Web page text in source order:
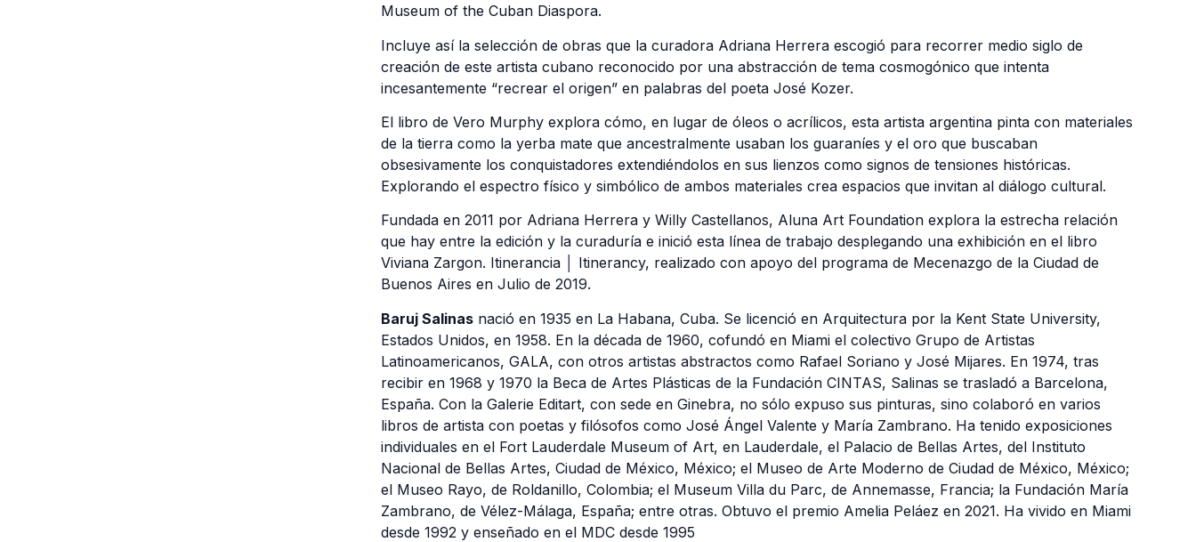
Museum of the Cuban Diaspora.
Incluye así la selección de obras que la curadora Adriana Herrera escogió para recorrer medio siglo de
creación de este artista cubano reconocido por una abstracción de tema cosmogónico que intenta
incesantemente “recrear el origen” en palabras del poeta José Kozer.
El libro de Vero Murphy explora cómo, en lugar de óleos o acrílicos, esta artista argentina pinta con materiales
de la tierra como la yerba mate que ancestralmente usaban los guaraníes y el oro que buscaban
obsesivamente los conquistadores extendiéndolos en sus lienzos como signos de tensiones históricas.
Explorando el espectro físico y simbólico de ambos materiales crea espacios que invitan al diálogo cultural.
Fundada en 2011 por Adriana Herrera y Willy Castellanos, Aluna Art Foundation explora la estrecha relación
que hay entre la edición y la curaduría e inició esta línea de trabajo desplegando una exhibición en el libro
Viviana Zargon. Itinerancia │ Itinerancy, realizado con apoyo del programa de Mecenazgo de la Ciudad de
Buenos Aires en Julio de 2019.
Baruj Salinas nació en 1935 en La Habana, Cuba. Se licenció en Arquitectura por la Kent State University,
Estados Unidos, en 1958. En la década de 1960, cofundó en Miami el colectivo Grupo de Artistas
Latinoamericanos, GALA, con otros artistas abstractos como Rafael Soriano y José Mijares. En 1974, tras
recibir en 1968 y 1970 la Beca de Artes Plásticas de la Fundación CINTAS, Salinas se trasladó a Barcelona,
España. Con la Galerie Editart, con sede en Ginebra, no sólo expuso sus pinturas, sino colaboró en varios
libros de artista con poetas y filósofos como José Ángel Valente y María Zambrano. Ha tenido exposiciones
individuales en el Fort Lauderdale Museum of Art, en Lauderdale, el Palacio de Bellas Artes, del Instituto
Nacional de Bellas Artes, Ciudad de México, México; el Museo de Arte Moderno de Ciudad de México, México;
el Museo Rayo, de Roldanillo, Colombia; el Museum Villa du Parc, de Annemasse, Francia; la Fundación María
Zambrano, de Vélez-Málaga, España; entre otras. Obtuvo el premio Amelia Peláez en 2021. Ha vivido en Miami
desde 1992 y enseñado en el MDC desde 1995